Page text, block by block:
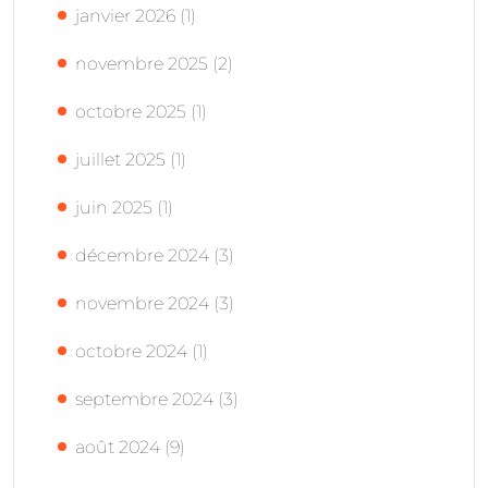
janvier 2026 (1)
novembre 2025 (2)
octobre 2025 (1)
juillet 2025 (1)
juin 2025 (1)
décembre 2024 (3)
novembre 2024 (3)
octobre 2024 (1)
septembre 2024 (3)
août 2024 (9)